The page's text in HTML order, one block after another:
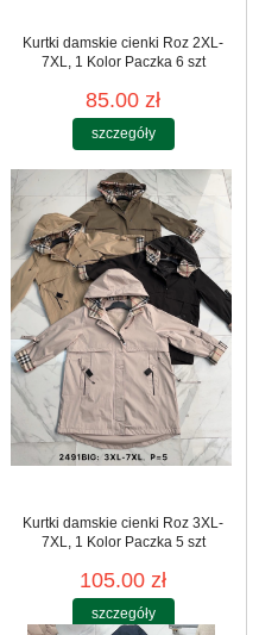
Kurtki damskie cienki Roz 2XL-
7XL, 1 Kolor Paczka 6 szt
85.00 zł
szczegóły
Kurtki damskie cienki Roz 3XL-
7XL, 1 Kolor Paczka 5 szt
105.00 zł
szczegóły